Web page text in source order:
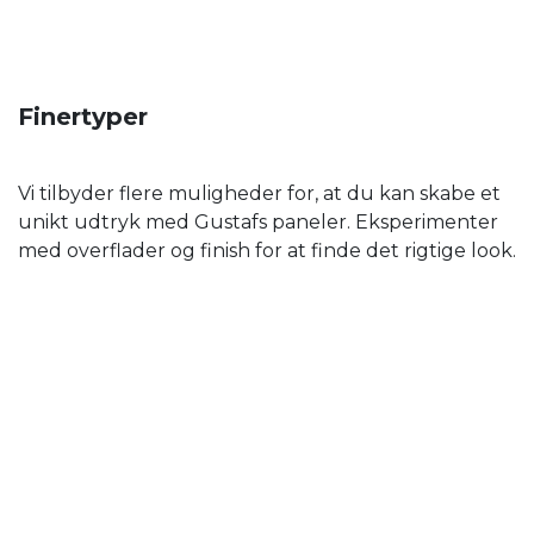
Finertyper
Vi tilbyder flere muligheder for, at du kan skabe et
unikt udtryk med Gustafs paneler. Eksperimenter
med overflader og finish for at finde det rigtige look.